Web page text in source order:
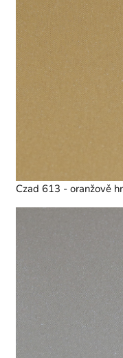
Czad 613 - oranžově